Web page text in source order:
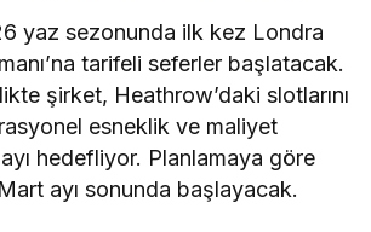
yaz sezonunda ilk kez Londra
tarifeli seferler başlatacak.
şirket, Heathrow’daki slotlarını
esneklik ve maliyet
hedefliyor. Planlamaya göre
ayı sonunda başlayacak.